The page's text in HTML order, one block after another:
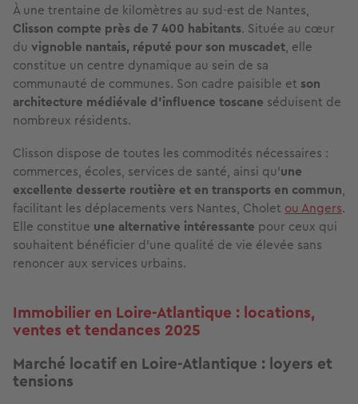
À une trentaine de kilomètres au sud-est de Nantes,
Clisson compte près de 7 400 habitants. Située au cœur
du vignoble nantais, réputé pour son muscadet, elle
constitue un centre dynamique au sein de sa
communauté de communes. Son cadre paisible et son
architecture médiévale d’influence toscane séduisent de
nombreux résidents.
Clisson dispose de toutes les commodités nécessaires :
commerces, écoles, services de santé, ainsi qu’une
excellente desserte routière et en transports en commun,
facilitant les déplacements vers Nantes, Cholet ou Angers.
Elle constitue une alternative intéressante pour ceux qui
souhaitent bénéficier d’une qualité de vie élevée sans
renoncer aux services urbains.
Immobilier en Loire-Atlantique : locations,
ventes et tendances 2025
Marché locatif en Loire-Atlantique : loyers et
tensions